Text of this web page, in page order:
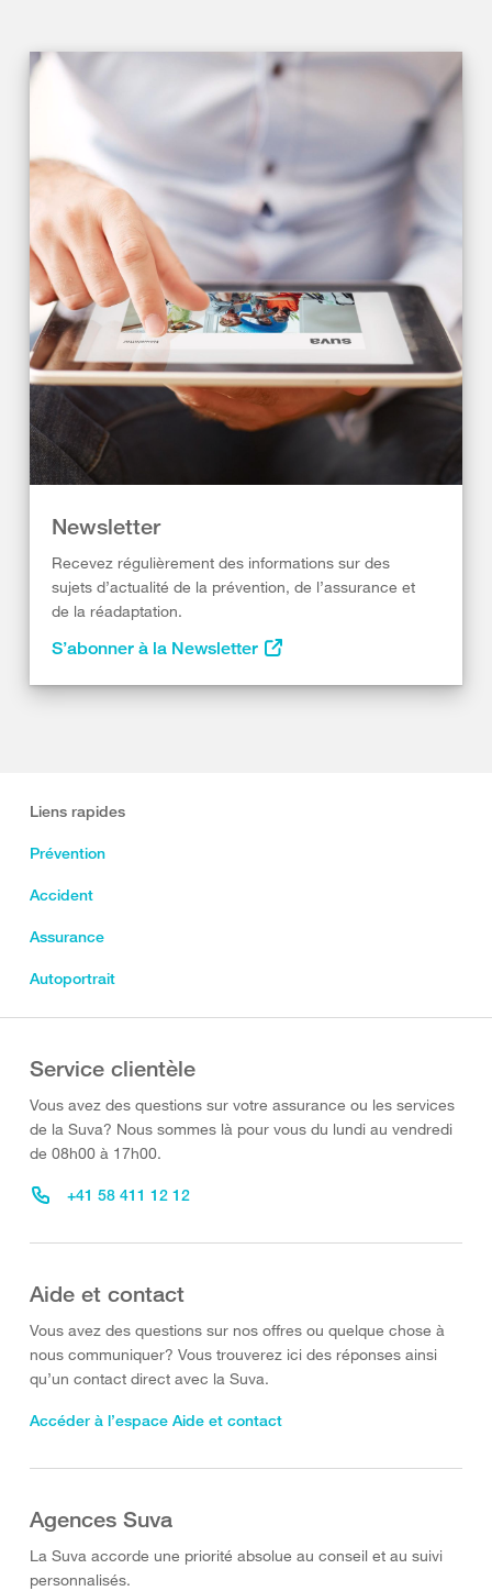
Newsletter
Recevez régulièrement des informations sur des
sujets d’actualité de la prévention, de l’assurance et
de la réadaptation.
S’abonner à la Newsletter
Liens rapides
Prévention
Accident
Assurance
Autoportrait
Service clientèle
Vous avez des questions sur votre assurance ou les services
de la Suva? Nous sommes là pour vous du lundi au vendredi
de 08h00 à 17h00.
+41 58 411 12 12
Aide et contact
Vous avez des questions sur nos offres ou quelque chose à
nous communiquer? Vous trouverez ici des réponses ainsi
qu’un contact direct avec la Suva.
Accéder à l’espace Aide et contact
Agences Suva
La Suva accorde une priorité absolue au conseil et au suivi
personnalisés.